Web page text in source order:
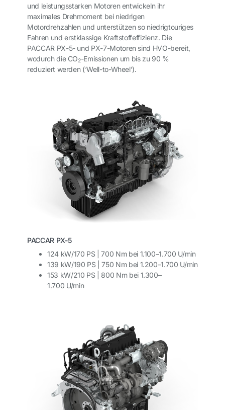
und leistungsstarken Motoren entwickeln ihr
maximales Drehmoment bei niedrigen
Motordrehzahlen und unterstützen so niedrigtouriges
Fahren und erstklassige Kraftstoffeffizienz. Die
PACCAR PX-5- und PX-7-Motoren sind HVO-bereit,
wodurch die CO2-Emissionen um bis zu 90 %
reduziert werden (‘Well-to-Wheel’).
PACCAR PX-5
124 kW/170 PS | 700 Nm bei 1.100–1.700 U/min
139 kW/190 PS | 750 Nm bei 1.200–1.700 U/min
153 kW/210 PS | 800 Nm bei 1.300–
1.700 U/min